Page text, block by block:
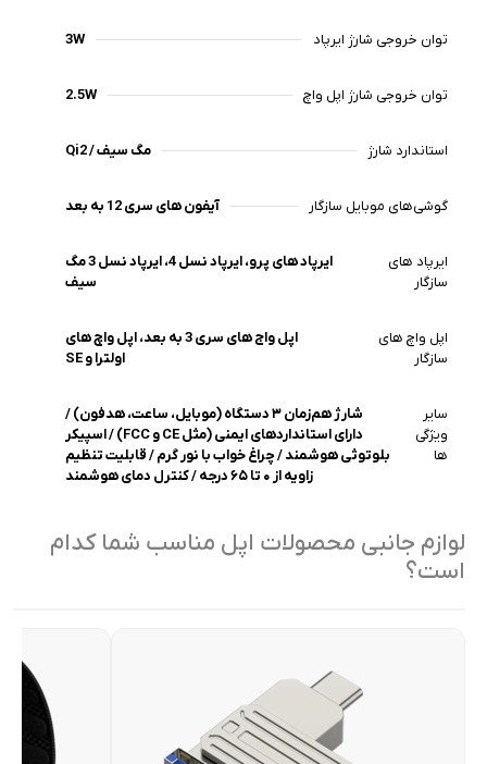
بلوتوث هوشمند و عملکرد چندمنظوره
بلوتوث هوشمند، امکان گوش دادن به موسیقی درحین شارژ را
ایمنی بالا با سیستم محافظت هوشمند
رعایت شده تا امنیت دستگاه‌های متصل تضمین شود. همچنین
برابر مشکلات رایج محافظت می‌کنند.
ویژگی‌های ایمنی این محصول شامل موارد زیر است:
جلوگیری از افزایش بیش از حد دما
کنترل هوشمند دما هنگام شارژ
مدیریت هوشمند توان خروجی
این فناوری‌ها موجب افزایش عمر باتری و عملکرد پایدار دستگاه
در استفاده طولانی‌مدت می‌شوند.
توان خروجی شارژ ایرپاد 3W
توان خروجی شارژ اپل واچ 2.5W
استاندارد شارژ Qi2 / مگ سیف
گوشی‌های موبایل سازگار آیفون های سری 12 به بعد
ایرپاد های
سازگار
ایرپاد های پرو، ایرپاد نسل 4، ایرپاد نسل 3 مگ
سیف
اپل واچ های
سازگار
اپل واج های سری 3 به بعد، اپل واچ های
اولترا و SE
سایر
ویژگی
ها
شارژ هم‌زمان ۳ دستگاه (موبایل، ساعت، هدفون) /
دارای استانداردهای ایمنی (مثل CE و FCC) / اسپیکر
بلوتوثی هوشمند / چراغ خواب با نور گرم / قابلیت تنظیم
زاویه از ۰ تا ۶۵ درجه / کنترل دمای هوشمند
لوازم جانبی محصولات اپل مناسب شما کدام
است؟